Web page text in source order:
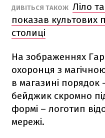
ДИВІТЬСЯ ТАКОЖ Ліло
показав культових
столиці
На зображеннях
охоронця з
в магазині порядок
бейджик скромно
формі – логотип
мережі.